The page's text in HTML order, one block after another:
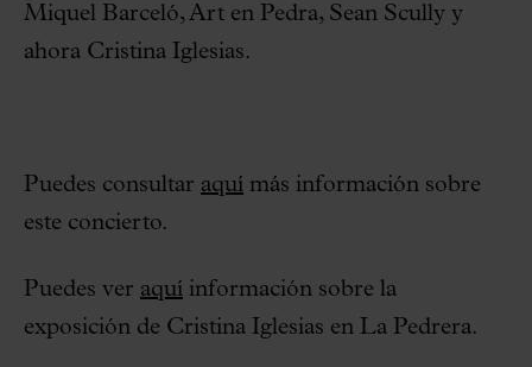
Miquel Barceló, Art en Pedra, Sean Scully y
ahora Cristina Iglesias.
Puedes consultar aquí más información sobre
este concierto.
Puedes ver aquí información sobre la
exposición de Cristina Iglesias en La Pedrera.